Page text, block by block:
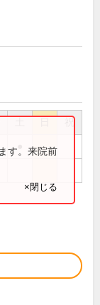
祝
す。来院前
×閉じる